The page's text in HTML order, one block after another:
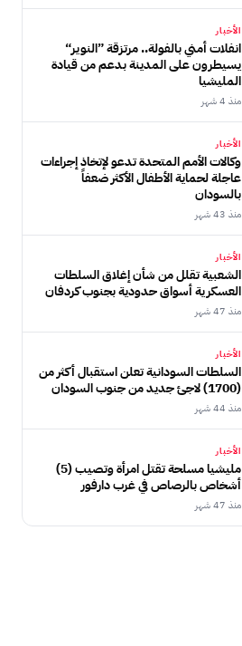
الأخبار
انفلات أمني بالفولة.. مرتزقة ”النوير“
يسيطرون على المدينة بدعم من قيادة
المليشيا
منذ 4 شهر
الأخبار
وكالات الأمم المتحدة تدعو لإتخاذ إجراءات
عاجلة لحماية الأطفال الأكثر ضعفاً
بالسودان
منذ 43 شهر
الأخبار
الشعبية تقلل من شأن إغلاق السلطات
العسكرية أسواق حدودية بجنوب كردفان
منذ 47 شهر
الأخبار
السلطات السودانية تعلن استقبال أكثر من
(1700) لاجئ جديد من جنوب السودان
منذ 44 شهر
الأخبار
مليشيا مسلحة تقتل امرأة وتصيب (5)
أشخاص بالرصاص في غرب دارفور
منذ 47 شهر